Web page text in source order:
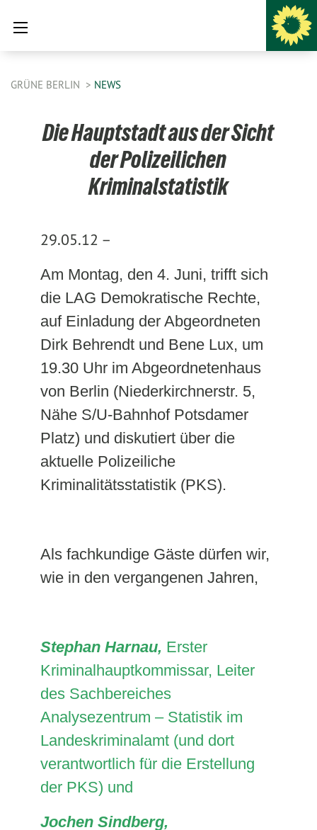
GRÜNE BERLIN NEWS
Die Hauptstadt aus der Sicht
der Polizeilichen
Kriminalstatistik
29.05.12 –
Am Montag, den 4. Juni, trifft sich
die LAG Demokratische Rechte,
auf Einladung der Abgeordneten
Dirk Behrendt und Bene Lux, um
19.30 Uhr im Abgeordnetenhaus
von Berlin (Niederkirchnerstr. 5,
Nähe S/U-Bahnhof Potsdamer
Platz) und diskutiert über die
aktuelle Polizeiliche
Kriminalitätsstatistik (PKS).
Als fachkundige Gäste dürfen wir,
wie in den vergangenen Jahren,
Stephan Harnau, Erster
Kriminalhauptkommissar, Leiter
des Sachbereiches
Analysezentrum – Statistik im
Landeskriminalamt (und dort
verantwortlich für die Erstellung
der PKS) und
Jochen Sindberg,